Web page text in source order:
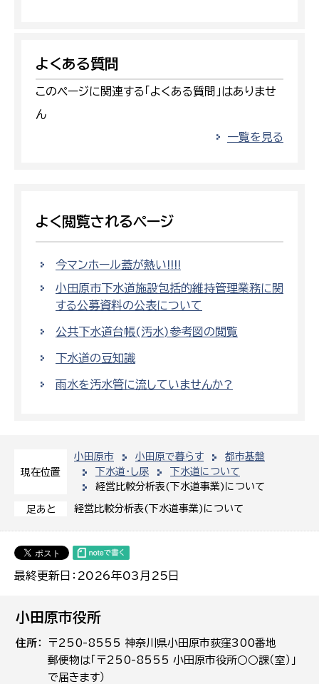
現在位置
小田原市 小田原で暮らす
都市基盤
下水道・し尿
下水道について
経営比較分析表(下水道事業)について
足あと 経営比較分析表(下水道事業)について
最終更新日：2026年03月25日
よくある質問
このページに関連する「よくある質問」はありませ
ん
一覧を見る
よく閲覧されるページ
今マンホール蓋が熱い!!!!
小田原市下水道施設包括的維持管理業務に関
する公募資料の公表について
公共下水道台帳(汚水)参考図の閲覧
下水道の豆知識
雨水を汚水管に流していませんか?
小田原市役所
住所
〒250-8555 神奈川県小田原市荻窪300番地
郵便物は「〒250-8555 小田原市役所○○課（室）」
で届きます）